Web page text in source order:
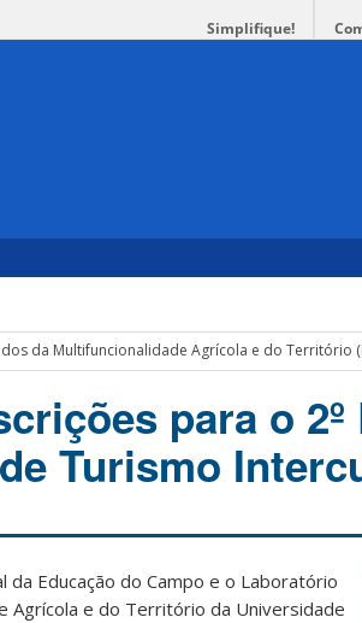
Simplifique!
da Multifuncionalidade Agrícola e do Território
para o
Turismo
da Educação do Campo e o Laboratório
Agrícola e do Território da Universidade